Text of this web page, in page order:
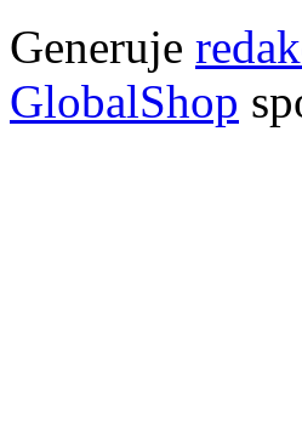
Generuje
GlobalShop